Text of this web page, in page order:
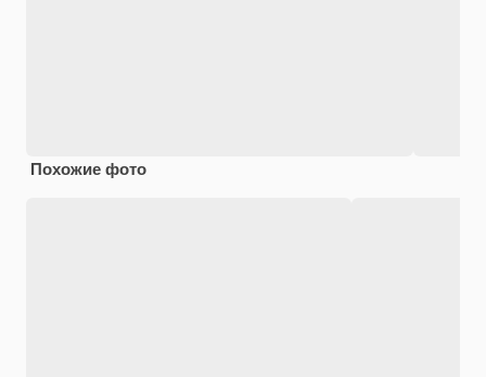
Похожие фото